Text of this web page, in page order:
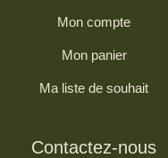
Mon compte
Mon panier
Ma liste de souhait
Contactez-nous